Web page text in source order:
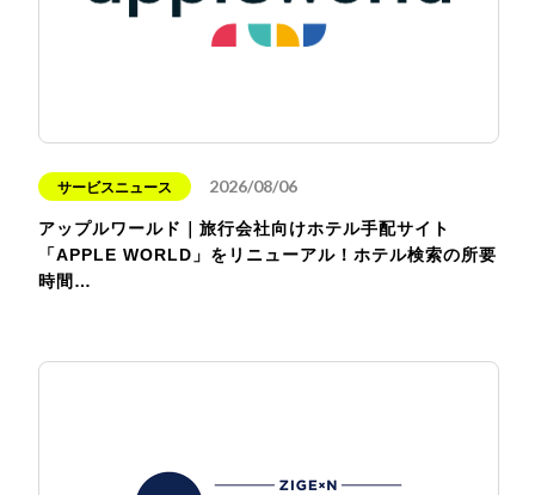
サービスニュース 2026/08/06
アップルワールド｜旅行会社向けホテル手配サイト
「APPLE WORLD」をリニューアル！ホテル検索の所要
時間…